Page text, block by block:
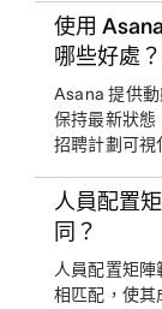
使用
哪些好處？
Asana 提供
保持最新狀態
招聘計劃可視
人員配置
同？
人員配置矩
相匹配，使其